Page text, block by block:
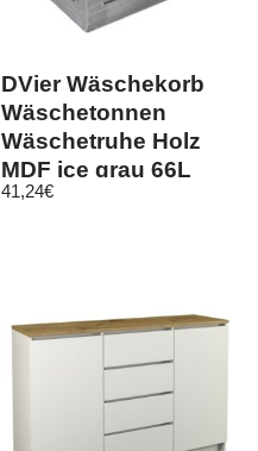
DVier Wäschekorb
Wäschetonnen
Wäschetruhe Holz
MDF ice grau 66L
Bezug Deckel
41,24€